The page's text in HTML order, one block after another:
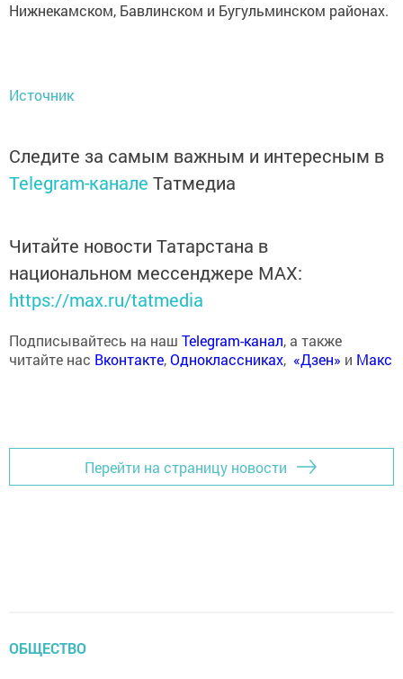
Нижнекамском, Бавлинском и Бугульминском районах.
Источник
Следите за самым важным и интересным в
Telegram-канале Татмедиа
Читайте новости Татарстана в
национальном мессенджере MАХ:
https://max.ru/tatmedia
Подписывайтесь на наш Telegram-канал, а также
читайте нас Вконтакте,Одноклассниках, «Дзен» и Макс
Перейти на страницу новости
ОБЩЕСТВО